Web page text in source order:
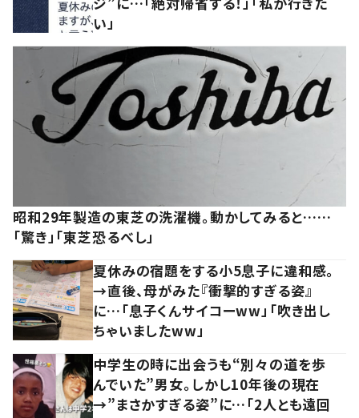
い」
昭和29年製造の東芝の洗濯機。動かしてみると……
「驚き」「東芝恐るべし」
夏休みの宿題をする小5息子に違和感。
→直後、母がみた『衝撃的すぎる姿』
に…「息子くんサイコーww」「吹き出し
ちゃいましたww」
中学生の時に出会うも“別々の道を歩
んでいた”男女。しかし10年後の現在
→”まさかすぎる姿”に…「2人とも遠回